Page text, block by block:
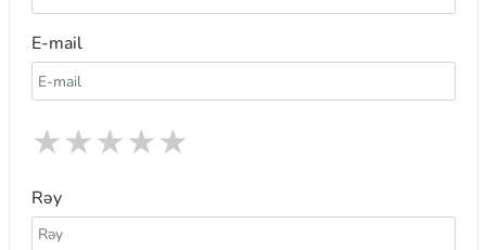
E-mail
★
★
★
★
★
Rəy